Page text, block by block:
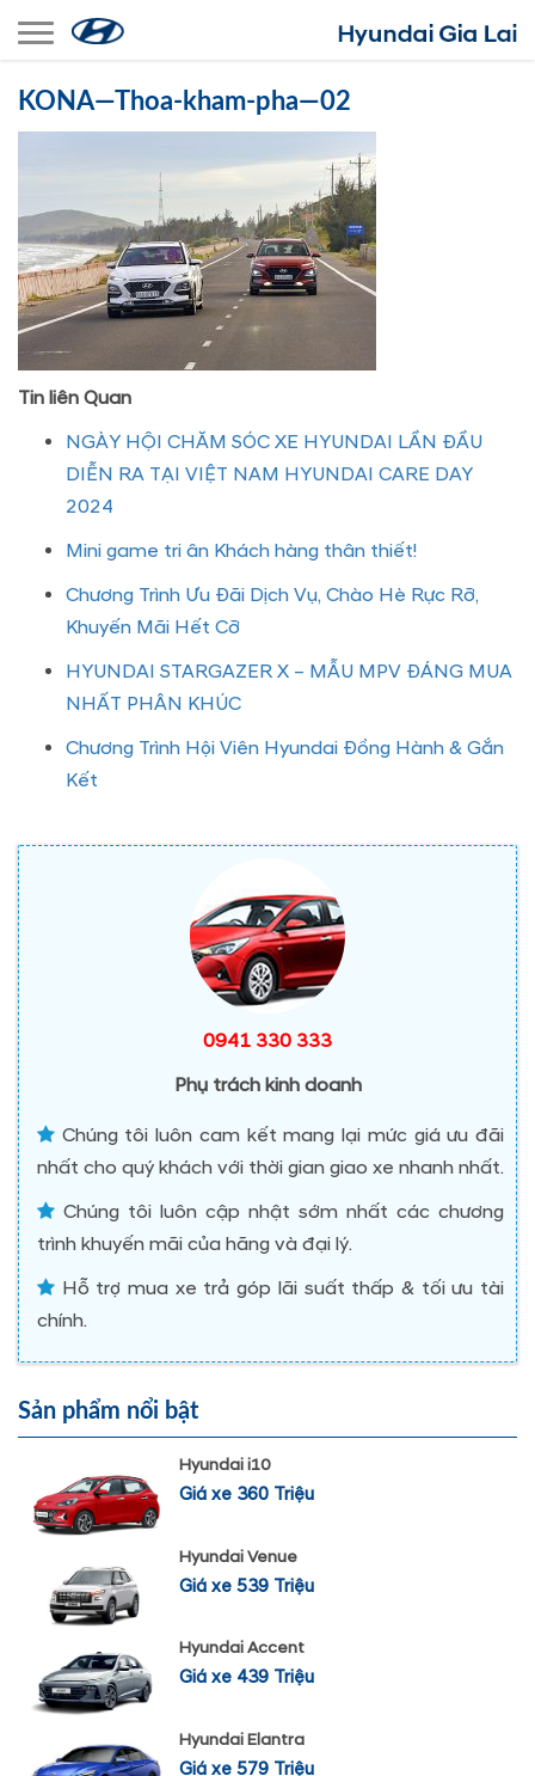
Toggle navigation
KONA—Thoa-kham-pha—02
Tin liên Quan
NGÀY HỘI CHĂM SÓC XE HYUNDAI LẦN ĐẦU
DIỄN RA TẠI VIỆT NAM HYUNDAI CARE DAY
2024
Mini game tri ân Khách hàng thân thiết!
Chương Trình Ưu Đãi Dịch Vụ, Chào Hè Rực Rỡ,
Khuyến Mãi Hết Cỡ
HYUNDAI STARGAZER X – MẪU MPV ĐÁNG MUA
NHẤT PHÂN KHÚC
Chương Trình Hội Viên Hyundai Đồng Hành & Gắn
Kết
0941 330 333
Phụ trách kinh doanh
Chúng tôi luôn cam kết mang lại mức giá ưu đãi
nhất cho quý khách với thời gian giao xe nhanh nhất.
Chúng tôi luôn cập nhật sớm nhất các chương
trình khuyến mãi của hãng và đại lý.
Hỗ trợ mua xe trả góp lãi suất thấp & tối ưu tài
chính.
Sản phẩm nổi bật
Hyundai i10
Giá xe 360 Triệu
Hyundai Venue
Giá xe 539 Triệu
Hyundai Accent
Giá xe 439 Triệu
Hyundai Elantra
Giá xe 579 Triệu